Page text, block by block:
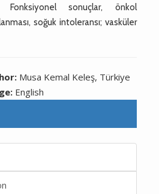
Fonksiyonel sonuçlar, önkol
soğuk intoleransı; vasküler
Musa Kemal Keleş, Türkiye
English